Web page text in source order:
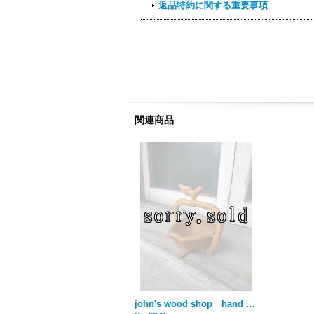
返品特約に関する重要事項
関連商品
john's wood shop hand crafted オブジェ folkart モダンアート ウッド アップル 林檎モチーフ デスクソーター バスケット フォークアート アンティーク ビンテージ